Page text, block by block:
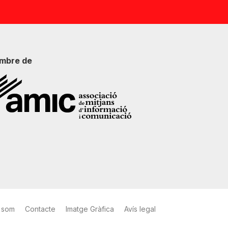
de
Contacte Imatge Gràfica Avís legal